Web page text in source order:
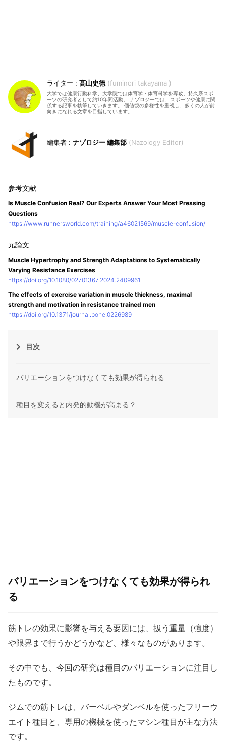
髙山史徳 fuminori takayama
大学では健康行動科学、大学院では体育学・体育科学を専攻。持久系スポ
ーツの研究者として約10年間活動。 ナゾロジーでは、スポーツや健康に関
係する記事を執筆していきます。 価値観の多様性を重視し、多くの人が前
向きになれる文章を目指しています。
ナゾロジー 編集部 Nazology Editor
Is Muscle Confusion Real? Our Experts Answer Your Most Pressing
Questions
https://www.runnersworld.com/training/a46021569/muscle-confusion/
Muscle Hypertrophy and Strength Adaptations to Systematically
Varying Resistance Exercises
https://doi.org/10.1080/02701367.2024.2409961
The effects of exercise variation in muscle thickness, maximal
strength and motivation in resistance trained men
https://doi.org/10.1371/journal.pone.0226989
目次
バリエーションをつけなくても効果が得られる
種目を変えると内発的動機が高まる？
バリエーションをつけなくても効果が得られ
る
筋トレの効果に影響を与える要因には、扱う重量（強度）
や限界まで行うかどうかなど、様々なものがあります。
その中でも、今回の研究は種目のバリエーションに注目し
たものです。
ジムでの筋トレは、バーベルやダンベルを使ったフリーウ
エイト種目と、専用の機械を使ったマシン種目が主な方法
です。